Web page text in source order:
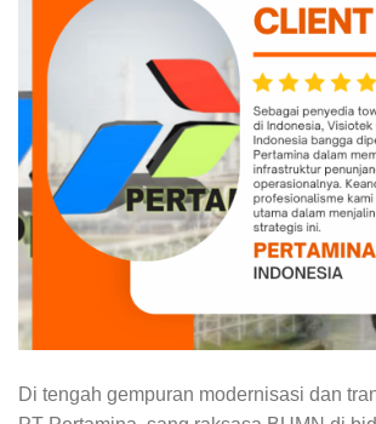
Di tengah gempuran modernisasi dan